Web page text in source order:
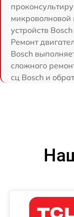
микроволновой
устройств
Ремонт
Bosch
сложного
сц Bosch и